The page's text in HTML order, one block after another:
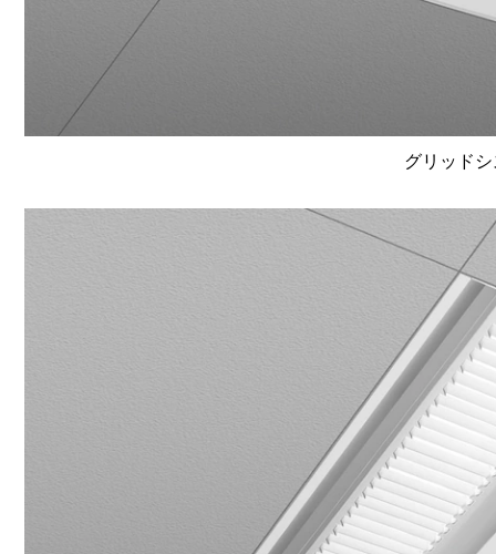
グリッド